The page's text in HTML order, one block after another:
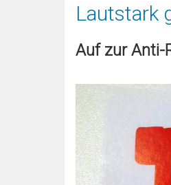
Lautstark
Auf zur Anti-